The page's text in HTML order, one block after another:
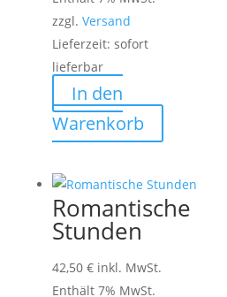
zzgl. Versand
Lieferzeit: sofort
lieferbar
In den
Warenkorb
Romantische
Stunden
42,50 € inkl. MwSt.
Enthält 7% MwSt.